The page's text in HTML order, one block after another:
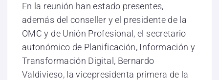
En la reunión han estado presentes,
además del conseller y el presidente de la
OMC y de Unión Profesional, el secretario
autonómico de Planificación, Información y
Transformación Digital, Bernardo
Valdivieso, la vicepresidenta primera de la